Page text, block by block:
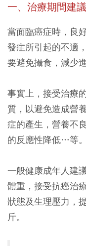
一、治療期間建
當面臨癌症時，良
發症所引起的不適
要避免攝食，減少
事實上， 接受治療
質，以避免造成營養
症的產生，營養不
的反應性降低…等。
一般健康成年人建
體重，接受抗癌治
狀態及生理壓力，
斤。